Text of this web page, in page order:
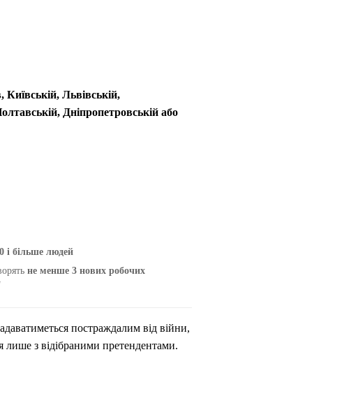
Київській, Львівській,
Дніпропетровській або
і більше людей
не менше 3 нових робочих
постраждалим від війни,
з відібраними претендентами.